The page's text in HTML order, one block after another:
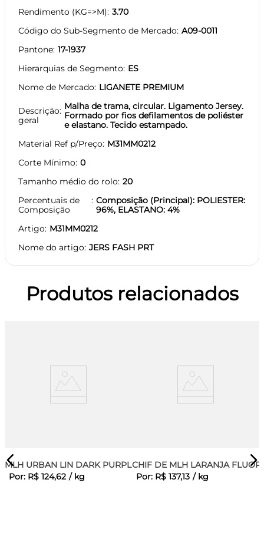
Rendimento (KG=>M) 3.70
Código do Sub-Segmento de Mercado A09-0011
Pantone 17-1937
Hierarquias de Segmento ES
Nome de Mercado LIGANETE PREMIUM
Descrição
geral
Malha de trama, circular. Ligamento Jersey.
Formado por fios defilamentos de poliéster
e elastano. Tecido estampado.
Material Ref p/Preço M31MM0212
Corte Mínimo 0
Tamanho médio do rolo 20
Percentuais de
Composição
Composição (Principal): POLIESTER:
96%, ELASTANO: 4%
Artigo M31MM0212
Nome do artigo JERS FASH PRT
Produtos relacionados
MLH URBAN LIN DARK PURPLE
Por: R$ 124,62 / kg
CHIF DE MLH LARANJA FLUOR
Por: R$ 137,13 / kg